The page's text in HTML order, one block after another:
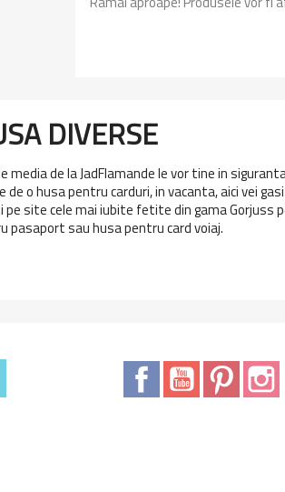
DIVERSE
media de la JadFlamande le vor tine in
de o husa pentru carduri, in vacanta, aici vei
pe site cele mai iubite fetite din gama
pasaport sau husa pentru card voiaj.
FacebookYouTube